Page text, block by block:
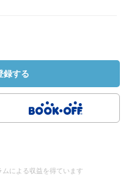
録する
による収益を得ています